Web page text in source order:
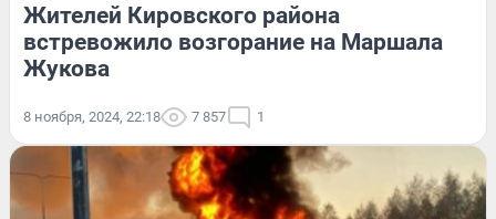
Жителей Кировского района
встревожило возгорание на Маршала
Жукова
8 ноября, 2024, 22:18 7 857 1